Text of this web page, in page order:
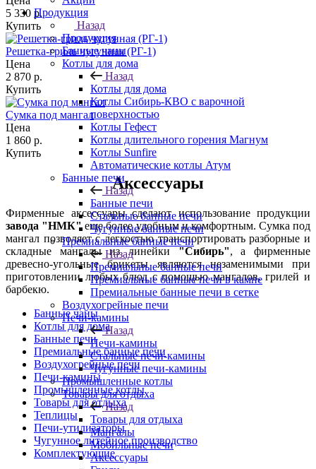
Продукция
Назад
Продукция
Банные чаны
Котлы для дома
Назад
Котлы для дома
Котлы Сибирь-КВО с варочной
поверхностью
Котлы Гефест
Котлы длительного горения Магнум
Котлы Sunfire
Автоматические котлы Атум
Банные печи
Назад
Банные печи
Стальные банные печи
Чугунные банные печи
Премиальные банные печи
Назад
Премиальные банные печи
Премиальные банные печи в камне
Премиальные банные печи в сетке
Воздухогрейные печи
Печи-камины
Назад
Печи-камины
Стальные печи-камины
Чугунные печи-камины
Промышленные котлы
Товары для отдыха
Назад
Товары для отдыха
Мангалы
Мобильные печи
Аксессуары
5 330 р.
Купить
Решетка-гриль чугунная (РГ-1)
Цена
2 870 р.
Купить
Сумка под мангал
Цена
1 860 р.
Купить
Аксессуары
Фирменные аксессуары сделают использование продукции
завода "НМК"еще более удобным и комфортным. Сумка под
мангал позволяет с легкостью транспортировать разборные и
складные мангалы из линейки "Сибирь", а фирменные
древесно-угольные брикеты являются незаменимыми при
приготовлении любых блюд с помощью мангалов, грилей и
барбекю.
Банные чаны
Котлы для дома
Банные печи
Премиальные банные печи
Воздухогрейные печи
Печи-камины
Промышленные котлы
Товары для отдыха
Теплицы
Печи-утилизаторы
Чугунное литейное производство
Комплектующие